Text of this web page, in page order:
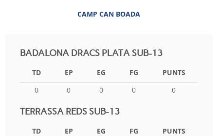
CAMP CAN BOADA
BADALONA DRACS PLATA SUB-13
TD EP EG FG
PUNTS
0
0 0 0 0
TERRASSA REDS SUB-13
TD EP EG FG
PUNTS